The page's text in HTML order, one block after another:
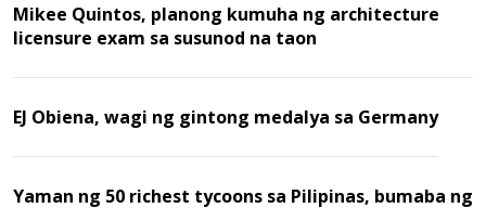
Mikee Quintos, planong kumuha ng architecture
licensure exam sa susunod na taon
EJ Obiena, wagi ng gintong medalya sa Germany
Yaman ng 50 richest tycoons sa Pilipinas, bumaba ng